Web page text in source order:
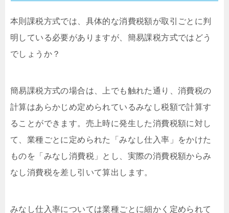
本則課税方式では、具体的な消費税額が取引ごとに判
明している必要がありますが、簡易課税方式ではどう
でしょうか？
簡易課税方式の場合は、上でも触れた通り、消費税の
計算はあらかじめ定められているみなし税額で計算す
ることができます。売上時に発生した消費税額に対し
て、業種ごとに定められた「みなし仕入率」をかけた
ものを「みなし消費税」とし、実際の消費税額からみ
なし消費税を差し引いて算出します。
みなし仕入率については業種ごとに細かく定められて